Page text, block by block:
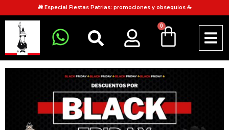
🎁 Especial Fiestas Patrias: promociones y obsequios ☕
0